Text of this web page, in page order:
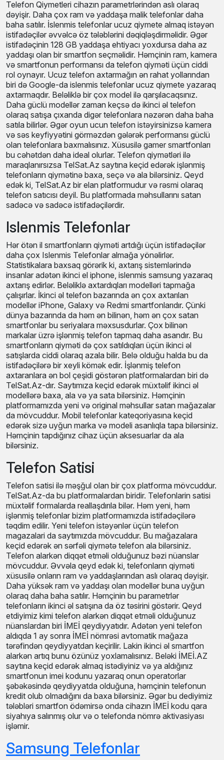
Telefon Qiymetleri cihazın parametrlərindən aslı olaraq
dəyişir. Daha çox ram və yaddaşa malik telefonlar daha
baha satılır. İslenmis telefonlar ucuz qiymete almaq istəyən
istifadəçilər əvvəlcə öz tələblərini dəqiqləşdirməlidir. Əgər
istifadəçinin 128 GB yaddaşa ehtiyacı yoxdursa daha az
yaddaşı olan bir smartfon seçməlidir. Həmçinin ram, kamera
və smartfonun performansı da telefon qiyməti üçün ciddi
rol oynayır. Ucuz telefon axtarmağın ən rahat yollarından
biri də Google-da islenmis telefonlar ucuz qiymete yazaraq
axtarmaqdır. Beləliklə bir çox model ilə qarşılacaqsınız.
Daha güclü modellər zaman keçsə də ikinci əl telefon
olaraq satışa çıxanda digər telefonlara nəzərən daha baha
satıla bilirlər. Əgər oyun ucun telefon istəyirsinizsə kamera
və səs keyfiyyətini görməzdən gələrək performansı güclü
olan telefonlara baxmalısınız. Xüsusilə gamer smartfonları
bu cəhətdən daha ideal olurlar. Telefon qiymətləri ilə
maraqlanırsızsa TelSat.Az saytına keçid edərək işlənmiş
telefonların qiymətinə baxa, seçə və ala bilərsiniz. Qeyd
edək ki, TelSat.Az bir elan platformudur və rəsmi olaraq
telefon satıcısı deyil. Bu platformada məhsullarını satan
sadəcə və sadəcə istifadəçilərdir.
Islenmis Telefonlar
Hər ötən il smartfonların qiyməti artdığı üçün istifadəçilər
daha çox Islenmis Telefonlar almağa yönəlirlər.
Statistikalara baxsaq görərik ki, axtarış sistemlərində
insanlar adətən ikinci el iphone, islenmis samsung yazaraq
axtarış edirlər. Beləliklə axtardıqları modelləri tapmağa
çalışırlar. İkinci əl telefon bazarında ən çox axtarılan
modellər iPhone, Galaxy və Redmi smartfonlarıdır. Çünki
dünya bazarında da həm ən bilinən, həm ən çox satan
smartfonlar bu seriyalara məxsusdurlar. Çox bilinən
markalar üzrə işlənmiş telefon tapmaq daha asandır. Bu
smartfonların qiyməti də çox satıldıqları üçün ikinci əl
satışlarda ciddi olaraq azala bilir. Belə olduğu halda bu da
istifadəçilərə bir xeyli kömək edir. İşlənmiş telefon
axtaranlara ən bol çeşidi göstərən platformalardan biri də
TelSat.Az-dır. Saytımıza keçid edərək müxtəlif ikinci əl
modellərə baxa, ala və ya sata bilərsiniz. Həmçinin
platformamızda yeni və original məhsullar satan mağazalar
da mövcuddur. Mobil telefonlar kateqoriyasına keçid
edərək sizə uyğun marka və modeli asanlıqla tapa bilərsiniz.
Həmçinin tapdığınız cihaz üçün aksesuarlar da ala
bilərsiniz.
Telefon Satisi
Telefon satisi ilə məşğul olan bir çox platforma mövcuddur.
TelSat.Az-da bu platformalardan biridir. Telefonlarin satisi
müxtəlif formalarda reallaşdırıla bilər. Həm yeni, həm
işlənmiş telefonlar bizim platformamızda istifadəçilərə
təqdim edilir. Yeni telefon istəyənlər üçün telefon
magazalari da saytımızda mövcuddur. Bu mağazalara
keçid edərək ən sərfəli qiymətə telefon ala bilərsiniz.
Telefon alarkən diqqət etməli olduğunuz bəzi nüanslar
mövcuddur. Əvvəla qeyd edək ki, telefonların qiyməti
xüsusilə onların ram və yaddaşlarından aslı olaraq dəyişir.
Daha yüksək ram və yaddaşı olan modellər buna uyğun
olaraq daha baha satılır. Həmçinin bu parametrlər
telefonların ikinci əl satışına da öz təsirini göstərir. Qeyd
etdiyimiz kimi telefon alarkən diqqət etməli olduğunuz
nüanslardan biri İMEİ qeydiyyatıdır. Adətən yeni telefon
aldıqda 1 ay sonra İMEİ nömrəsi avtomatik mağaza
tərəfindən qeydiyyatdan keçirilir. Lakin ikinci əl smartfon
alarkən artıq bunu özünüz yoxlamalısınız. Beləki İMEİ.AZ
saytına keçid edərək almaq istədiyiniz və ya aldığınız
smartfonun imei kodunu yazaraq onun operatorlar
şəbəkəsində qeydiyyatda olduğuna, həmçinin telefonun
kredit olub olmadığını da baxa bilərsiniz. Əgər bu dediyimiz
tələbləri smartfon ödəmirsə onda cihazın İMEİ kodu qara
siyahıya salınmış olur və o telefonda nömrə aktivasiyası
işləmir.
Samsung Telefonlar